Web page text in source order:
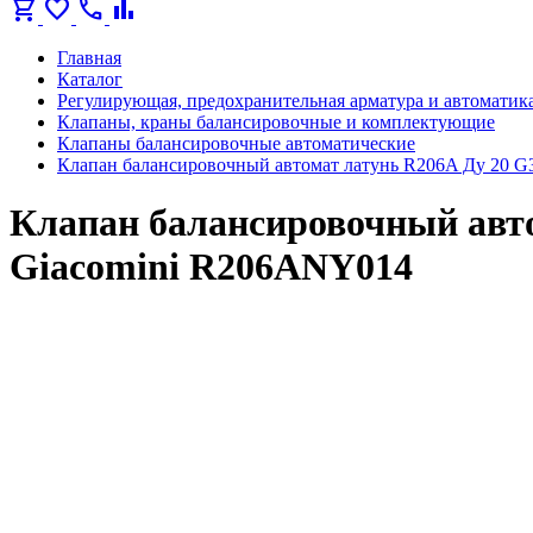
shopping_cart favorite call bar_chart
Главная
Каталог
Регулирующая, предохранительная арматура и
Клапаны, краны балансировочные и комплектующие
Клапаны балансировочные автоматические
Клапан балансировочный автомат латунь R206A Ду 20
Клапан балансировочный
Giacomini R206ANY014